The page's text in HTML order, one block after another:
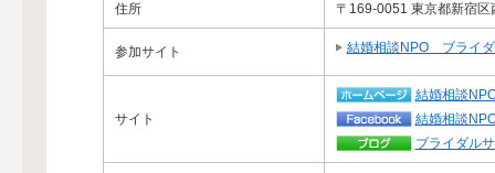
住所 〒169-0051 東京都新宿
参加サイト 結婚相談NPO ブライ
サイト
結婚相談
結婚相談
ブライダル